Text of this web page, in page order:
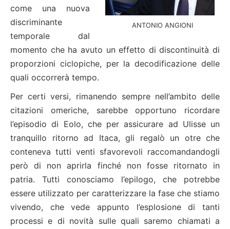
ANTONIO ANGIONI
come una nuova
discriminante
temporale dal
momento che ha avuto un effetto di discontinuità di
proporzioni ciclopiche, per la decodificazione delle
quali occorrerà tempo.
Per certi versi, rimanendo sempre nell’ambito delle
citazioni omeriche, sarebbe opportuno ricordare
l’episodio di Eolo, che per assicurare ad Ulisse un
tranquillo ritorno ad Itaca, gli regalò un otre che
conteneva tutti venti sfavorevoli raccomandandogli
però di non aprirla finché non fosse ritornato in
patria. Tutti conosciamo l’epilogo, che potrebbe
essere utilizzato per caratterizzare la fase che stiamo
vivendo, che vede appunto l’esplosione di tanti
processi e di novità sulle quali saremo chiamati a